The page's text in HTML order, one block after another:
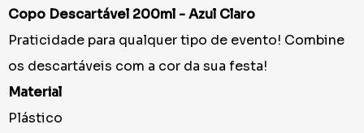
Copo Descartável 200ml - Azul Claro
Praticidade para qualquer tipo de evento! Combine
os descartáveis com a cor da sua festa!
Material
Plástico